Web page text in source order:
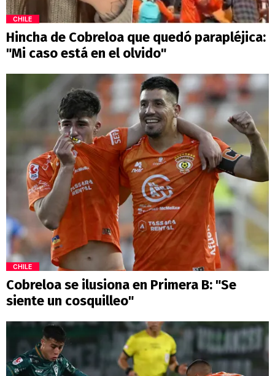
CHILE
Hincha de Cobreloa que quedó parapléjica:
"Mi caso está en el olvido"
CHILE
Cobreloa se ilusiona en Primera B: "Se
siente un cosquilleo"